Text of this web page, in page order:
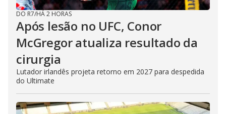
DO R7/HÁ 2 HORAS
Após lesão no UFC, Conor
McGregor atualiza resultado da
cirurgia
Lutador irlandês projeta retorno em 2027 para despedida
do Ultimate